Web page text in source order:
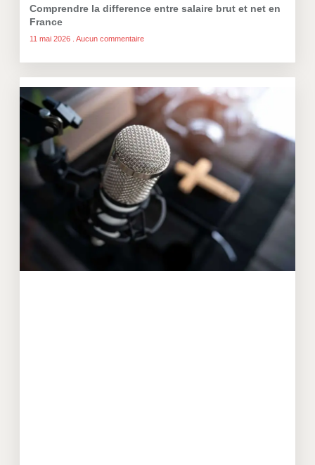
Comprendre la difference entre salaire brut et net en
France
11 mai 2026 Aucun commentaire